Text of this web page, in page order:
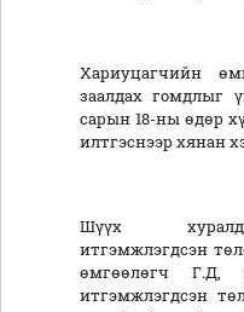
Хариуцагчийн
заалдах гомдлыг
сарын 18-ны өдөр
илтгэснээр хянан
Шүүх
итгэмжлэгдсэн
өмгөөлөгч Г.Д,
итгэмжлэгдсэн